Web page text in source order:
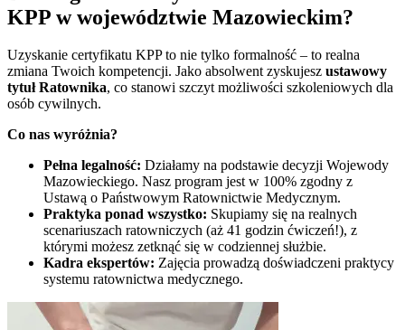
KPP wwojewództwie Mazowieckim?
Uzyskanie certyfikatu KPP to nie tylko formalność – to realna
zmiana Twoich kompetencji. Jako absolwent zyskujesz ustawowy
tytuł Ratownika, co stanowi szczyt możliwości szkoleniowych dla
osób cywilnych.
Co nas wyróżnia?
Pełna legalność: Działamy na podstawie decyzji Wojewody
Mazowieckiego. Nasz program jest w 100% zgodny z
Ustawą o Państwowym Ratownictwie Medycznym.
Praktyka ponad wszystko: Skupiamy się na realnych
scenariuszach ratowniczych (aż 41 godzin ćwiczeń!), z
którymi możesz zetknąć się w codziennej służbie.
Kadra ekspertów: Zajęcia prowadzą doświadczeni praktycy
systemu ratownictwa medycznego.